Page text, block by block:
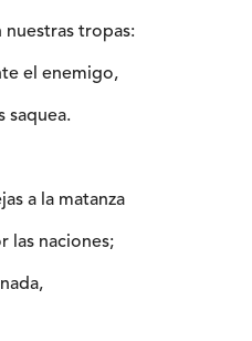
nuestras tropas:
el enemigo,
saquea.
a la matanza
las naciones;